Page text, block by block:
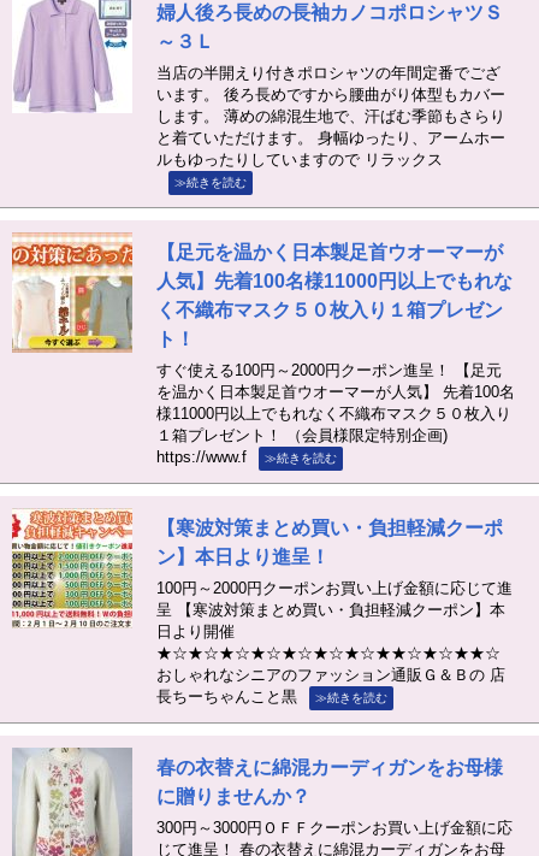
婦人後ろ長めの長袖カノコポロシャツＳ
～３Ｌ
当店の半開えり付きポロシャツの年間定番でござ
います。 後ろ長めですから腰曲がり体型もカバー
します。 薄めの綿混生地で、汗ばむ季節もさらり
と着ていただけます。 身幅ゆったり、アームホー
ルもゆったりしていますので リラックス
≫続きを読む
【足元を温かく日本製足首ウオーマーが
人気】先着100名様11000円以上でもれな
く不織布マスク５０枚入り１箱プレゼン
ト！
すぐ使える100円～2000円クーポン進呈！ 【足元
を温かく日本製足首ウオーマーが人気】 先着100名
様11000円以上でもれなく不織布マスク５０枚入り
１箱プレゼント！ （会員様限定特別企画)
https://www.f
≫続きを読む
【寒波対策まとめ買い・負担軽減クーポ
ン】本日より進呈！
100円～2000円クーポンお買い上げ金額に応じて進
呈 【寒波対策まとめ買い・負担軽減クーポン】本
日より開催
★☆★☆★☆★☆★☆★☆★☆★★☆★☆★★☆
おしゃれなシニアのファッション通販Ｇ＆Ｂの 店
長ちーちゃんこと黒
≫続きを読む
春の衣替えに綿混カーディガンをお母様
に贈りませんか？
300円～3000円ＯＦＦクーポンお買い上げ金額に応
じて進呈！ 春の衣替えに綿混カーディガンをお母